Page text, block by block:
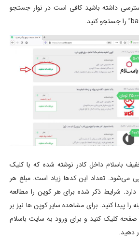
داشته باشید کافی است در نوار جستجو
باسلام داخل کادر نوشته شده که با کلیک
می‌شود. تعداد این کدها زیاد است. مبلغ هر
دارد. شرایط ذکر شده برای هر کوپن را مطالعه
را پیدا کنید. برای مشاهده سایر کوپن ها نیز بر
کلیک کنید و برای ورود به سایت باسلام
دهید.